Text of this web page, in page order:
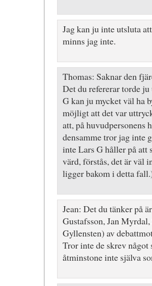
Jag kan ju inte utsluta
minns jag inte.
Thomas: Saknar den
Det du refererar torde
G kan ju mycket väl ha
möjligt att det var
att, på huvudpersonens
densamme tror jag inte
inte Lars G håller på att
värd, förstås, det är väl
ligger bakom i detta
Jean: Det du tänker på
Gustafsson, Jan
Gyllensten) av
Tror inte de skrev något
åtminstone inte själva